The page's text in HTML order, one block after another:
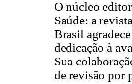
O núcleo
Saúde: a
Brasil
dedicação à
Sua
de revisão por